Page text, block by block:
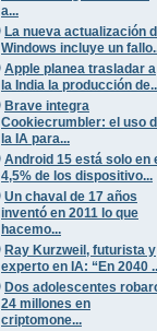
a...
La nueva actualización
Windows incluye un
Apple planea trasladar a
la India la producción
Brave integra
Cookiecrumbler: el uso
la IA para...
Android 15 está solo en
4,5% de los dispositivo...
Un chaval de 17 años
inventó en 2011 lo que
hacemo...
Ray Kurzweil, futurista y
experto en IA: “En 2040
Dos adolescentes
24 millones en
criptomone...